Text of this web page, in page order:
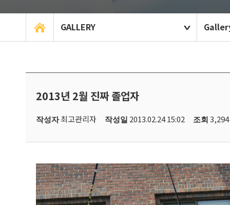
GALLERY
2013년 2월 진짜 졸업자
작성자최고관리자 작성일 2013.02.24 15:02 조회 3,294